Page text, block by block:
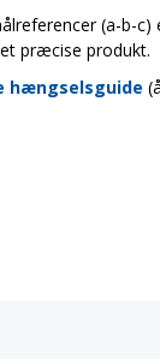
(a-b-
præcise produkt.
hængselsguide